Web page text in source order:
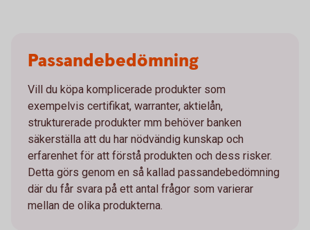
Passandebedömning
Vill du köpa komplicerade produkter som
exempelvis certifikat, warranter, aktielån,
strukturerade produkter mm behöver banken
säkerställa att du har nödvändig kunskap och
erfarenhet för att förstå produkten och dess risker.
Detta görs genom en så kallad passandebedömning
där du får svara på ett antal frågor som varierar
mellan de olika produkterna.